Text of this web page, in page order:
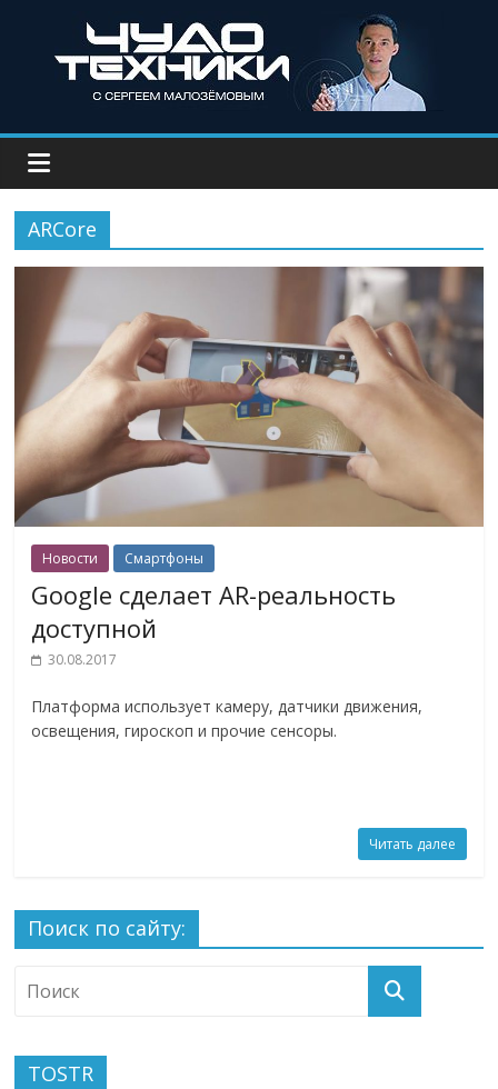
ARCore
Новости Смартфоны
Google сделает AR-реальность
доступной
30.08.2017
Платформа использует камеру, датчики движения,
освещения, гироскоп и прочие сенсоры.
Читать далее
Поиск по сайту:
TOSTR